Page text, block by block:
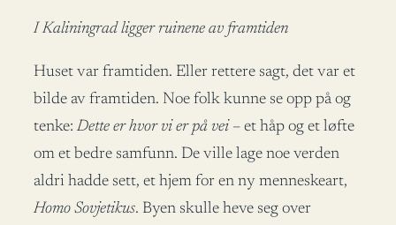
I Kaliningrad ligger ruinene av framtiden
Huset var framtiden. Eller rettere sagt, det var et
bilde av framtiden. Noe folk kunne se opp på og
tenke:Dette er hvor vi er på vei – et håp og et løfte
om et bedre samfunn. De ville lage noe verden
aldri hadde sett, et hjem for en ny menneskeart,
Homo Sovjetikus. Byen skulle heve seg over